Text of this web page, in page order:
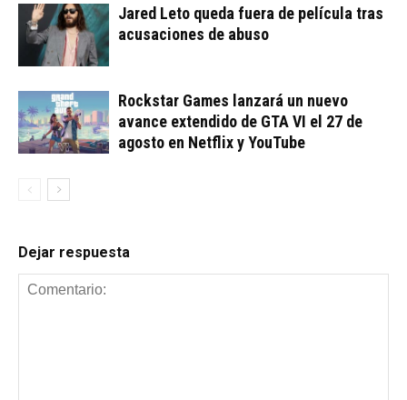
Jared Leto queda fuera de película tras
acusaciones de abuso
Rockstar Games lanzará un nuevo
avance extendido de GTA VI el 27 de
agosto en Netflix y YouTube
Dejar respuesta